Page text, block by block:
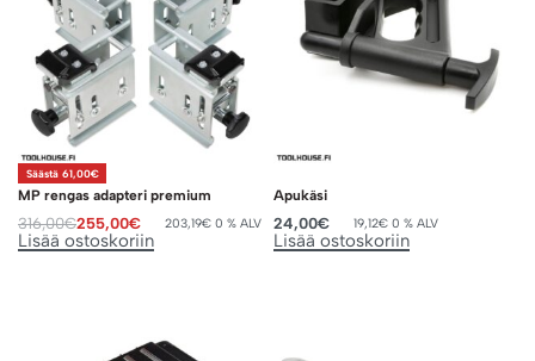
Säästä 61,00€
MP rengas adapteri premium
316,00€255,00€ 203,19€ 0 % ALV
Lisää ostoskoriin
Apukäsi
24,00€ 19,12€ 0 % ALV
Lisää ostoskoriin